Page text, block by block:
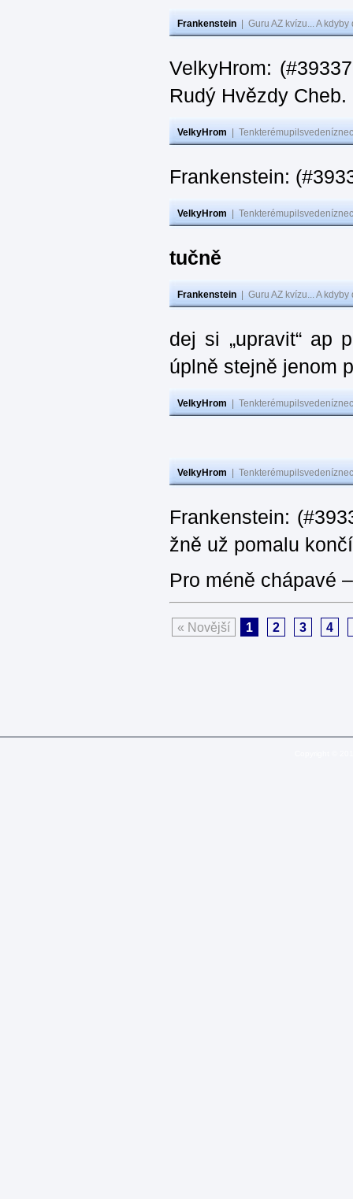
Frankenstein Guru AZ kvízu... A
VelkyHrom:
Rudý Hvězdy Cheb.
VelkyHrom
Frankenstein:
VelkyHrom
tučně
Frankenstein Guru AZ kvízu... A
dej si „upravit“ ap
úplně stejně jenom
VelkyHrom
VelkyHrom
Frankenstein:
žně už pomalu
Pro méně chápavé
« Novější 1 2 3 4